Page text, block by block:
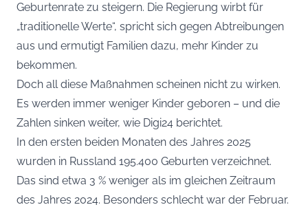
Geburtenrate zu steigern. Die Regierung wirbt für
„traditionelle Werte“, spricht sich gegen Abtreibungen
aus und ermutigt Familien dazu, mehr Kinder zu
bekommen.
Doch all diese Maßnahmen scheinen nicht zu wirken.
Es werden immer weniger Kinder geboren – und die
Zahlen sinken weiter, wie Digi24 berichtet.
In den ersten beiden Monaten des Jahres 2025
wurden in Russland 195.400 Geburten verzeichnet.
Das sind etwa 3 % weniger als im gleichen Zeitraum
des Jahres 2024. Besonders schlecht war der Februar.